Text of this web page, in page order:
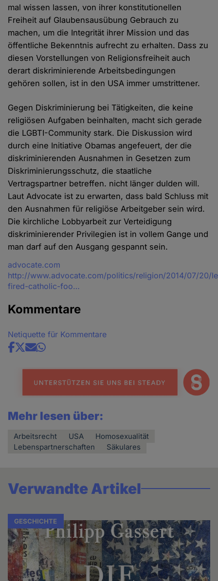
mal wissen lassen, von ihrer konstitutionellen
Freiheit auf Glaubensausübung Gebrauch zu
machen, um die Integrität ihrer Mission und das
öffentliche Bekenntnis aufrecht zu erhalten. Dass zu
diesen Vorstellungen von Religionsfreiheit auch
derart diskriminierende Arbeitsbedingungen
gehören sollen, ist in den USA immer umstrittener.
Gegen Diskriminierung bei Tätigkeiten, die keine
religiösen Aufgaben beinhalten, macht sich gerade
die LGBTI-Community stark. Die Diskussion wird
durch eine Initiative Obamas angefeuert, der die
diskriminierenden Ausnahmen in Gesetzen zum
Diskriminierungsschutz, die staatliche
Vertragspartner betreffen. nicht länger dulden will.
Laut Advocate ist zu erwarten, dass bald Schluss mit
den Ausnahmen für religiöse Arbeitgeber sein wird.
Die kirchliche Lobbyarbeit zur Verteidigung
diskriminierender Privilegien ist in vollem Gange und
man darf auf den Ausgang gespannt sein.
Quelle
advocate.com
http://www.advocate.com/politics/religion/2014/07/20/
fired-catholic-foo…
Kommentare
Netiquette für Kommentare
Share
news
Mehr lesen über:
Arbeitsrecht USA
Homosexualität
Lebenspartnerschaften
Säkulares
Verwandte Artikel
GESCHICHTE